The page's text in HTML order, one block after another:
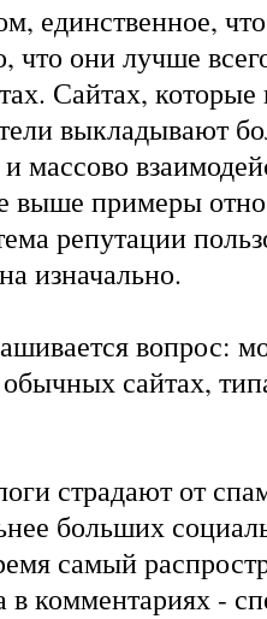
единственное,
что они лучше
Сайтах,
выкладывают
массово
выше примеры
репутации
изначально.
вопрос:
обычных сайтах,
страдают от
больших
самый
в комментариях -